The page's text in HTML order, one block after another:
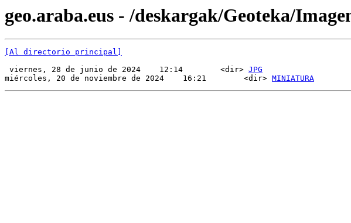
geo.araba.eus - /deskargak/Geoteka/
[Al directorio principal]
viernes, 28 de junio de 2024    12:14        <dir> JPG
miércoles, 20 de noviembre de 2024    16:21        <dir> MINIATURA